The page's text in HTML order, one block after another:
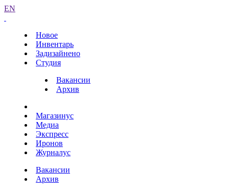
EN
Новое
Инвентарь
Задизайнено
Студия
Вакансии
Архив
Магазинус
Медиа
Экспресс
Иронов
Журналус
Вакансии
Архив